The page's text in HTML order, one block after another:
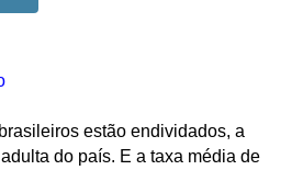
estão endividados, a
do país. E a taxa média de